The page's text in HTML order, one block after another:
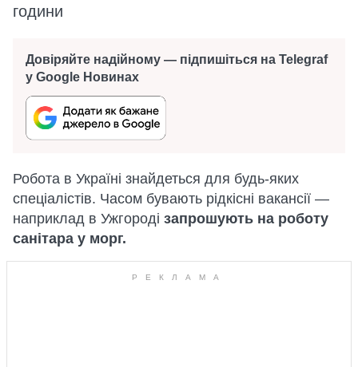
години
Довіряйте надійному — підпишіться на Telegraf
у Google Новинах
Робота в Україні знайдеться для будь-яких
спеціалістів. Часом бувають рідкісні вакансії —
наприклад в Ужгороді запрошують на роботу
санітара у морг.